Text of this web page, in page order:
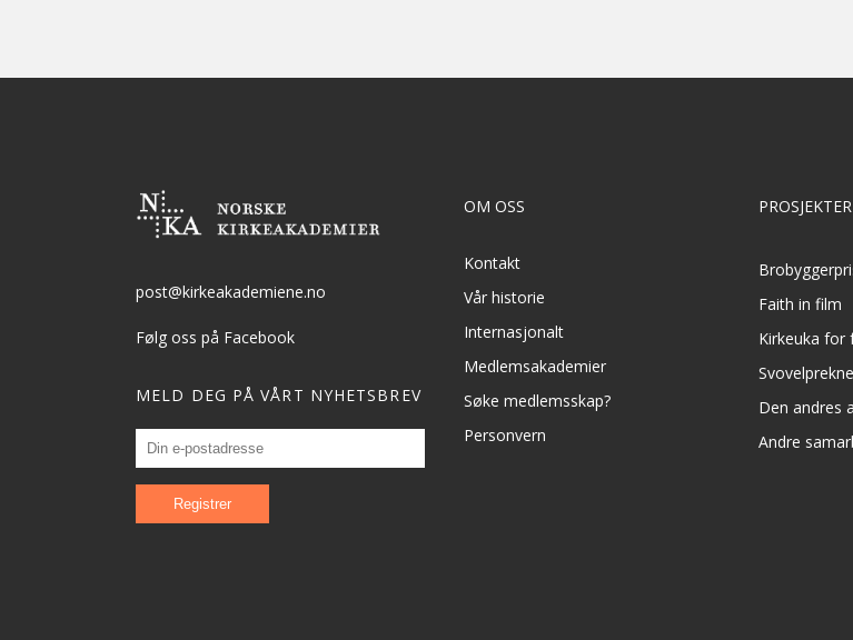
post@kirkeakademiene.no
Følg oss på Facebook
MELD DEG PÅ VÅRT NYHETSBREV
OM OSS
Kontakt
Vår historie
Internasjonalt
Medlemsakademier
Søke medlemsskap?
Personvern
PROSJEKTER
Faith in film
Kirkeuka for
Den andres
Andre